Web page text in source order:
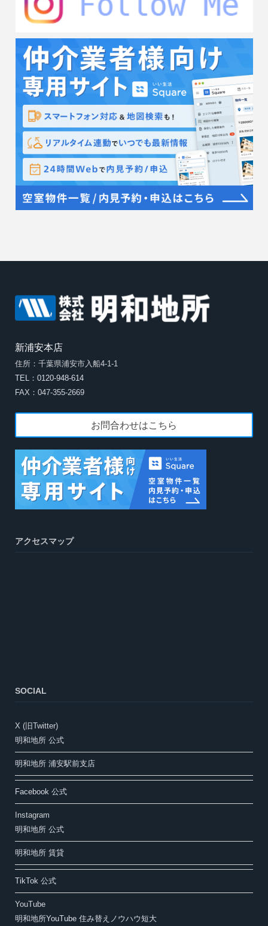
新浦安本店
住所：千葉県浦安市入船4-1-1
TEL：0120-948-614
FAX：047-355-2669
お問合わせはこちら
アクセスマップ
SOCIAL
X (旧Twitter)
明和地所 公式
明和地所 浦安駅前支店
Facebook 公式
Instagram
明和地所 公式
明和地所 賃貸
TikTok 公式
YouTube
明和地所YouTube 住み替えノウハウ短大